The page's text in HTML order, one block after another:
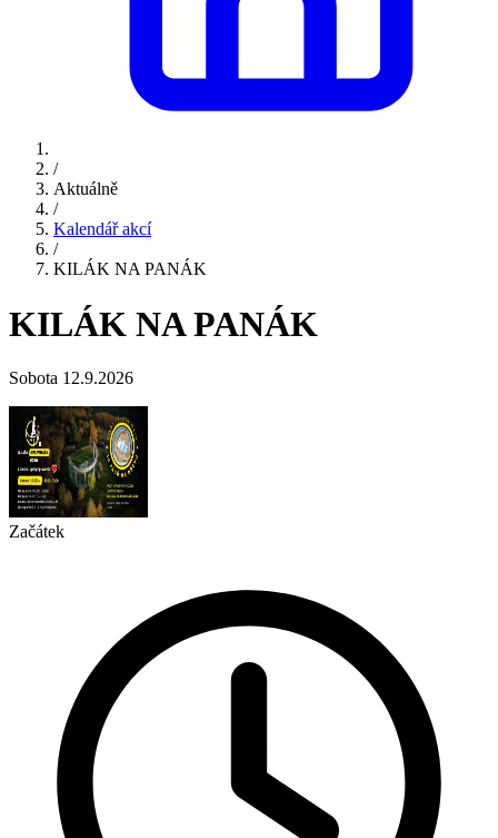
/
Aktuálně
/
Kalendář akcí
/
KILÁK NA PANÁK
KILÁK NA PANÁK
Sobota 12.9.2026
Začátek